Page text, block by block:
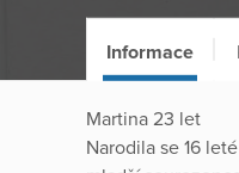
Informace
Martina 23 let
Narodila se 16